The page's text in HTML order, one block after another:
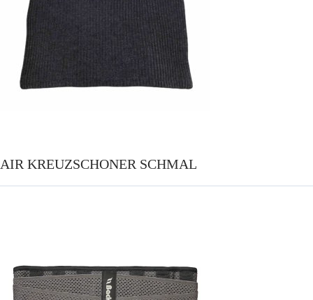
AIR KREUZSCHONER SCHMAL